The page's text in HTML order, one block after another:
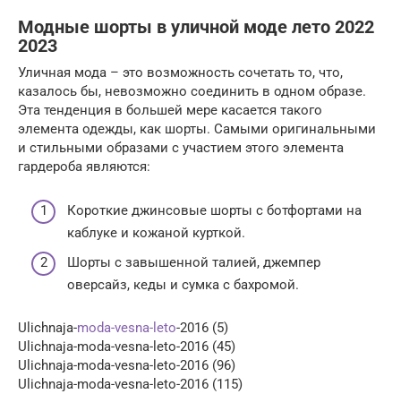
Модные шорты в уличной моде лето 2022
2023
Уличная мода – это возможность сочетать то, что,
казалось бы, невозможно соединить в одном образе.
Эта тенденция в большей мере касается такого
элемента одежды, как шорты. Самыми оригинальными
и стильными образами с участием этого элемента
гардероба являются:
Короткие джинсовые шорты с ботфортами на
каблуке и кожаной курткой.
Шорты с завышенной талией, джемпер
оверсайз, кеды и сумка с бахромой.
Ulichnaja-moda-vesna-leto-2016 (5)
Ulichnaja-moda-vesna-leto-2016 (45)
Ulichnaja-moda-vesna-leto-2016 (96)
Ulichnaja-moda-vesna-leto-2016 (115)